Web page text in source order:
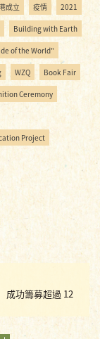
成立 疫情 2021
Building with Earth
of the World"
WZQ Book Fair
Ceremony
Project
功籌募超過 12